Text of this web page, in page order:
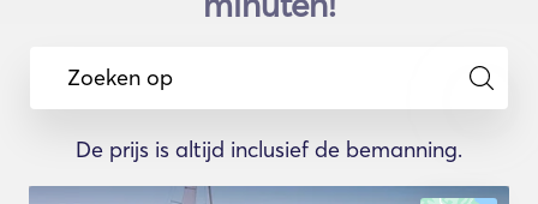
Zoeken op
De prijs is altijd inclusief de bemanning.